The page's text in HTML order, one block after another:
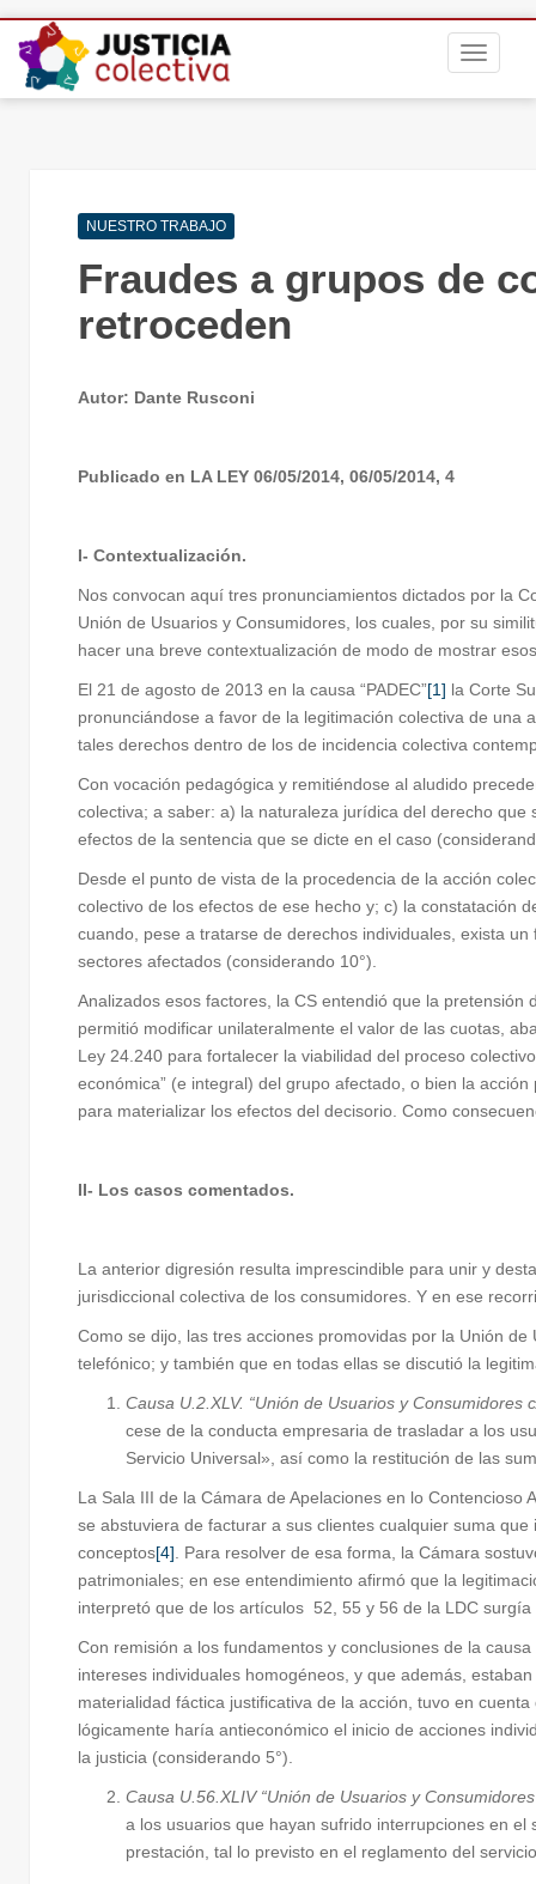
NUESTRO TRABAJO
Fraudes a grupos de
retroceden
Autor: Dante Rusconi
Publicado en LA LEY 06/05/2014, 06/05/2014, 4
I- Contextualización.
Nos convocan aquí tres pronunciamientos dictados por la
Unión de Usuarios y Consumidores, los cuales, por su
hacer una breve contextualización de modo de mostrar
El 21 de agosto de 2013 en la causa “PADEC”[1] la Corte
pronunciándose a favor de la legitimación colectiva de
tales derechos dentro de los de incidencia colectiva
Con vocación pedagógica y remitiéndose al aludido
colectiva; a saber: a) la naturaleza jurídica del derecho
efectos de la sentencia que se dicte en el caso
Desde el punto de vista de la procedencia de la acción
colectivo de los efectos de ese hecho y; c) la constatación
cuando, pese a tratarse de derechos individuales, exista
sectores afectados (considerando 10°).
Analizados esos factores, la CS entendió que la
permitió modificar unilateralmente el valor de las cuotas,
Ley 24.240 para fortalecer la viabilidad del proceso
económica” (e integral) del grupo afectado, o bien la
para materializar los efectos del decisorio. Como
II- Los casos comentados.
La anterior digresión resulta imprescindible para unir y
jurisdiccional colectiva de los consumidores. Y en ese
Como se dijo, las tres acciones promovidas por la Unión
telefónico; y también que en todas ellas se discutió la
Causa U.2.XLV. “Unión de Usuarios y
cese de la conducta empresaria de trasladar a los
Servicio Universal», así como la restitución de las
La Sala III de la Cámara de Apelaciones en lo
se abstuviera de facturar a sus clientes cualquier suma
conceptos[4] . Para resolver de esa forma, la Cámara
patrimoniales; en ese entendimiento afirmó que la
interpretó que de los artículos 52, 55 y 56 de la LDC
Con remisión a los fundamentos y conclusiones de la
intereses individuales homogéneos, y que además,
materialidad fáctica justificativa de la acción, tuvo en
lógicamente haría antieconómico el inicio de acciones
la justicia (considerando 5°).
Causa U.56.XLIV “Unión de Usuarios y
a los usuarios que hayan sufrido interrupciones en
prestación, tal lo previsto en el reglamento del servicio
Navegación
entradas